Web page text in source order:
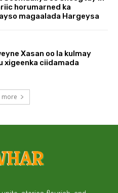
horumarned ka
magaalada Hargeysa
Xasan oo la kulmay
xigeenka ciidamada
more